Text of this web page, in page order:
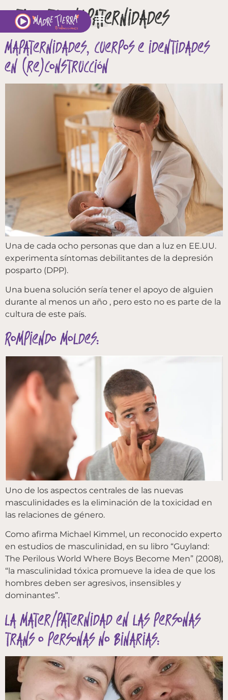
Etiqueta:mapaternidades
Mapaternidades, cuerpos e identidades
en (re)construcción
Una de cada ocho personas que dan a luz en EE.UU.
experimenta síntomas debilitantes de la depresión
posparto (DPP).
Una buena solución sería tener el apoyo de alguien
durante al menos un año , pero esto no es parte de la
cultura de este país.
Rompiendo moldes:
Uno de los aspectos centrales de las nuevas
masculinidades es la eliminación de la toxicidad en
las relaciones de género.
Como afirma Michael Kimmel, un reconocido experto
en estudios de masculinidad, en su libro “Guyland:
The Perilous World Where Boys Become Men” (2008),
“la masculinidad tóxica promueve la idea de que los
hombres deben ser agresivos, insensibles y
dominantes”.
La mater/paternidad en las personas
trans o personas no binarias: